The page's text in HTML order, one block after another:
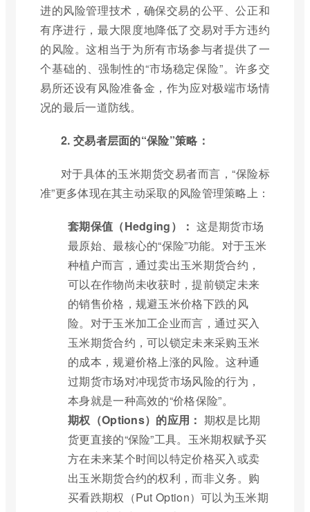
进的风险管理技术，确保交易的公平、公正和
有序进行，最大限度地降低了交易对手方违约
的风险。这相当于为所有市场参与者提供了一
个基础的、强制性的“市场稳定保险”。许多交
易所还设有风险准备金，作为应对极端市场情
况的最后一道防线。
2. 交易者层面的“保险”策略：
对于具体的玉米期货交易者而言，“保险标
准”更多体现在其主动采取的风险管理策略上：
套期保值（Hedging）： 这是期货市场
最原始、最核心的“保险”功能。对于玉米
种植户而言，通过卖出玉米期货合约，
可以在作物尚未收获时，提前锁定未来
的销售价格，规避玉米价格下跌的风
险。对于玉米加工企业而言，通过买入
玉米期货合约，可以锁定未来采购玉米
的成本，规避价格上涨的风险。这种通
过期货市场对冲现货市场风险的行为，
本身就是一种高效的“价格保险”。
期权（Options）的应用： 期权是比期
货更直接的“保险”工具。玉米期权赋予买
方在未来某个时间以特定价格买入或卖
出玉米期货合约的权利，而非义务。购
买看跌期权（Put Option）可以为玉米期